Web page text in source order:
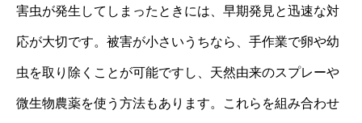
害虫が発生してしまったときには、早期発見と迅速な対
応が大切です。被害が小さいうちなら、手作業で卵や幼
虫を取り除くことが可能ですし、天然由来のスプレーや
微生物農薬を使う方法もあります。これらを組み合わせ